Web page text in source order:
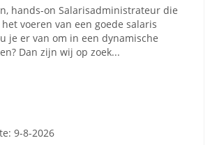
hands-on Salarisadministrateur die
voeren van een goede salaris
je er van om in een dynamische
Dan zijn wij op zoek...
9-8-2026